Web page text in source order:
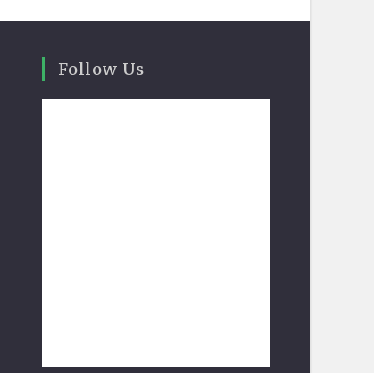
Follow Us